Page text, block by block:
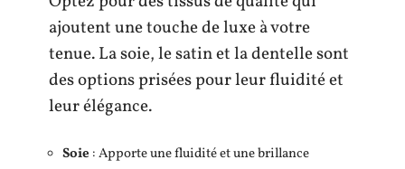
ajoutent une touche de luxe à votre
tenue. La soie, le satin et la dentelle sont
des options prisées pour leur fluidité et
leur élégance.
Soie : Apporte une fluidité et une brillance